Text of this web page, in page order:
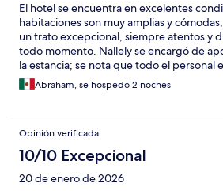
El hotel se encuentra en excelentes
habitaciones son muy amplias y
un trato excepcional, siempre atentos y
todo momento. Nallely se encargó de
la estancia; se nota que todo el personal
trabajar ahí, lo que se refleja en el
brindan. El hotel se encuentra en
personal brinda un trato excepcional,
dispuestos a ayudar en todo momento.
apoyarnos durante toda la estancia; se
personal está contento de trabajar ahí, lo
excelente servicio que brindan.
Abraham, se hospedó 2 noches
Opinión verificada
10/10 Excepcional
20 de enero de 2026